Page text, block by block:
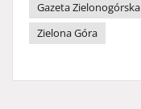
Gazeta Zielonogórska
Zielona Góra